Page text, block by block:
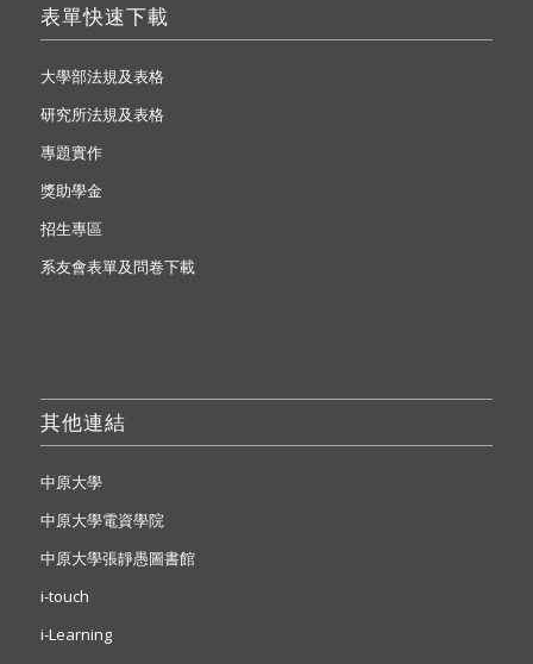
表單快速下載
大學部法規及表格
研究所法規及表格
專題實作
獎助學金
招生專區
系友會表單及問卷下載
其他連結
中原大學
中原大學電資學院
中原大學張靜愚圖書館
i-touch
i-Learning